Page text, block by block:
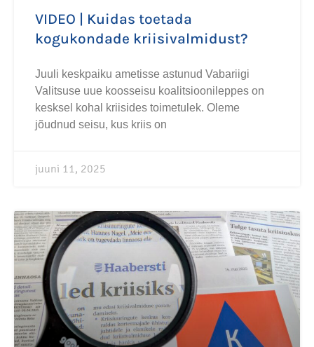
VIDEO | Kuidas toetada
kogukondade kriisivalmidust?
Juuli keskpaiku ametisse astunud Vabariigi
Valitsuse uue koosseisu koalitsioonileppes on
kesksel kohal kriisides toimetulek. Oleme
jõudnud seisu, kus kriis on
juuni 11, 2025